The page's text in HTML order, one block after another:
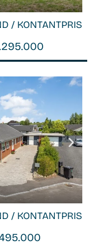
/ KONTANTPRIS
/ KONTANTPRIS